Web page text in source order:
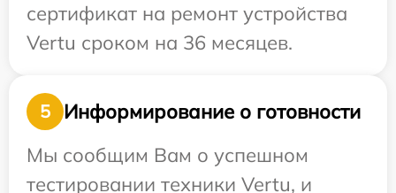
сертификат на ремонт устройства
Vertu сроком на 36 месяцев.
5
Информирование о готовности
Мы сообщим Вам о успешном
тестировании техники Vertu, и